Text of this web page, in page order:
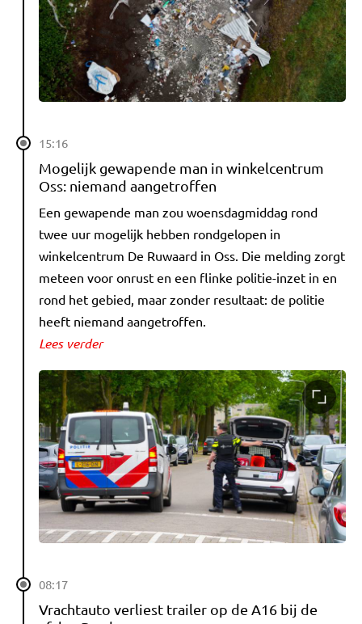
15:16
Mogelijk gewapende man in winkelcentrum
Oss: niemand aangetroffen
Een gewapende man zou woensdagmiddag rond
twee uur mogelijk hebben rondgelopen in
winkelcentrum De Ruwaard in Oss. Die melding zorgt
meteen voor onrust en een flinke politie-inzet in en
rond het gebied, maar zonder resultaat: de politie
heeft niemand aangetroffen.
Lees verder
08:17
Vrachtauto verliest trailer op de A16 bij de